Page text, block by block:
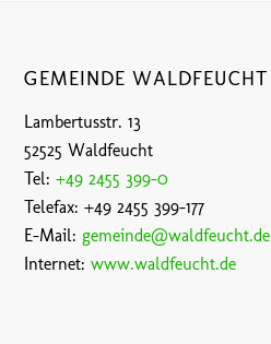
GEMEINDE WALDFEUCHT
Lambertusstr. 13
52525 Waldfeucht
Tel:+49 2455 399-0
Telefax: +49 2455 399-177
E-Mail: gemeinde@waldfeucht.de
Internet:www.waldfeucht.de